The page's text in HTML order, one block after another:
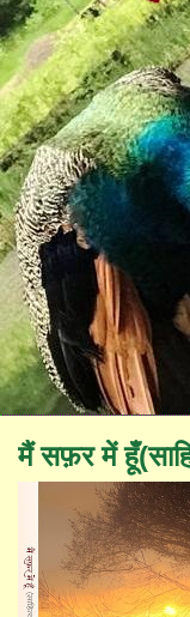
मैं सफ़र में